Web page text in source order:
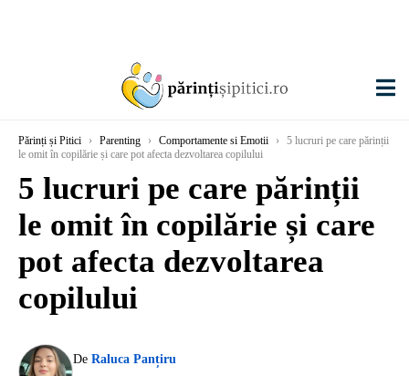
Părinți și Pitici › Parenting › Comportamente si Emotii ›
5 lucruri pe care părinții
le omit în copilărie și care pot afecta dezvoltarea copilului
5 lucruri pe care părinții
le omit în copilărie și care
pot afecta dezvoltarea
copilului
De Raluca Panțiru